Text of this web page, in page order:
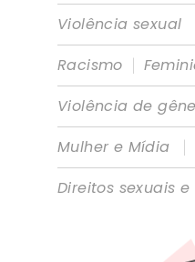
Violência sexual
Racismo |
Violência de
Mulher e Mídia
|
Direitos sexuais